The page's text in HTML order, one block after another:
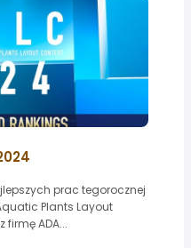
prac tegorocznej
Plants Layout
ADA...